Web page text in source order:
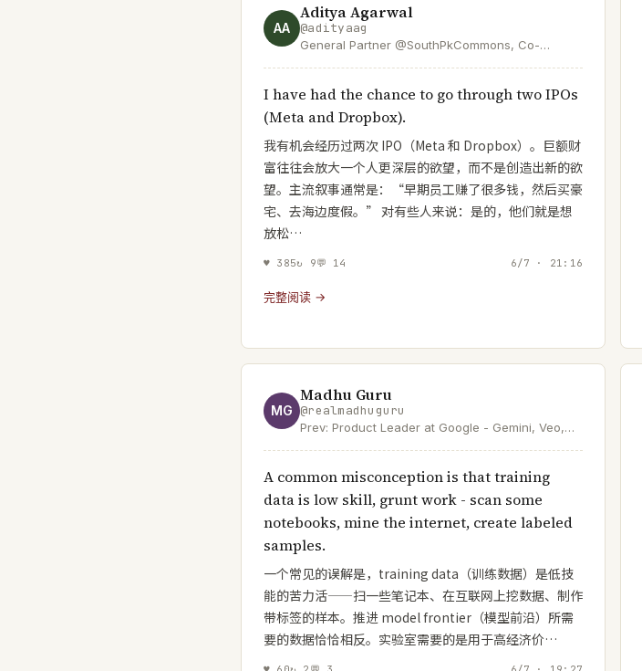
AA
Aditya Agarwal
@adityaag
General Partner @SouthPkCommons, Co-
Optimist, Builder, Dad
I have had the chance to go through two IPOs
(Meta and Dropbox).
我有机会经历过两次 IPO（Meta 和 Dropbox）。巨额财
富往往会放大一个人更深层的欲望，而不是创造出新的欲
望。主流叙事通常是：“早期员工赚了很多钱，然后买豪
宅、去海边度假。” 对有些人来说：是的，他们就是想
放松…
♥ 385↻ 9💬 14 6/7 · 21:16
完整阅读 →
MG
Madhu Guru
@realmadhuguru
Prev: Product Leader at Google - Gemini, Veo,
A common misconception is that training
data is low skill, grunt work - scan some
notebooks, mine the internet, create labeled
samples.
一个常见的误解是，training data（训练数据）是低技
能的苦力活——扫一些笔记本、在互联网上挖数据、制作
带标签的样本。推进 model frontier（模型前沿）所需
要的数据恰恰相反。实验室需要的是用于高经济价…